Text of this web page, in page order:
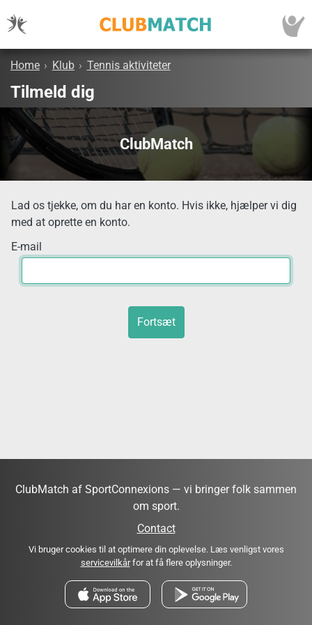
Home › Klub › Tennis aktiviteter
Tilmeld dig
ClubMatch
Lad os tjekke, om du har en konto. Hvis ikke, hjælper vi dig
med at oprette en konto.
E-mail
Fortsæt
ClubMatch af SportConnexions — vi bringer folk sammen
om sport.
Contact
Vi bruger cookies til at optimere din oplevelse. Læs venligst vores
servicevilkårfor at få flere oplysninger.